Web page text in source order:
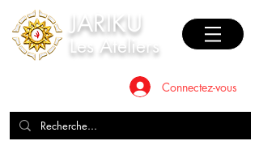
JARIKU
Les Ateliers
Connectez-vous